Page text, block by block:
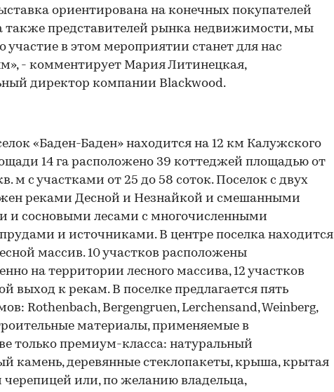
ориентирована на конечных покупателей
также представителей рынка недвижимости, мы
участие в этом мероприятии станет для нас
- комментирует Мария Литинецкая,
директор компании Blackwood.
«Баден-Баден» находится на 12 км Калужского
14 га расположено 39 коттеджей площадью от
м с участками от 25 до 58 соток. Поселок с двух
реками Десной и Незнайкой и смешанными
и сосновыми лесами с многочисленными
и источниками. В центре поселка находится
массив. 10 участков расположены
на территории лесного массива, 12 участков
выход к рекам. В поселке предлагается пять
Rothenbach, Bergengruen, Lerchensand, Weinberg,
материалы, применяемые в
только премиум-класса: натуральный
камень, деревянные стеклопакеты, крыша, крытая
черепицей или, по желанию владельца,